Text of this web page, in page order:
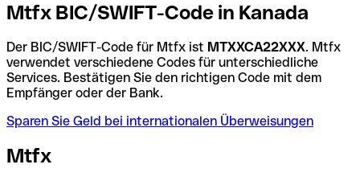
Mtfx BIC/SWIFT-Code in Kanada
Der BIC/SWIFT-Code für Mtfx ist MTXXCA22XXX. Mtfx
verwendet verschiedene Codes für unterschiedliche
Services. Bestätigen Sie den richtigen Code mit dem
Empfänger oder der Bank.
Sparen Sie Geld bei internationalen Überweisungen
Mtfx